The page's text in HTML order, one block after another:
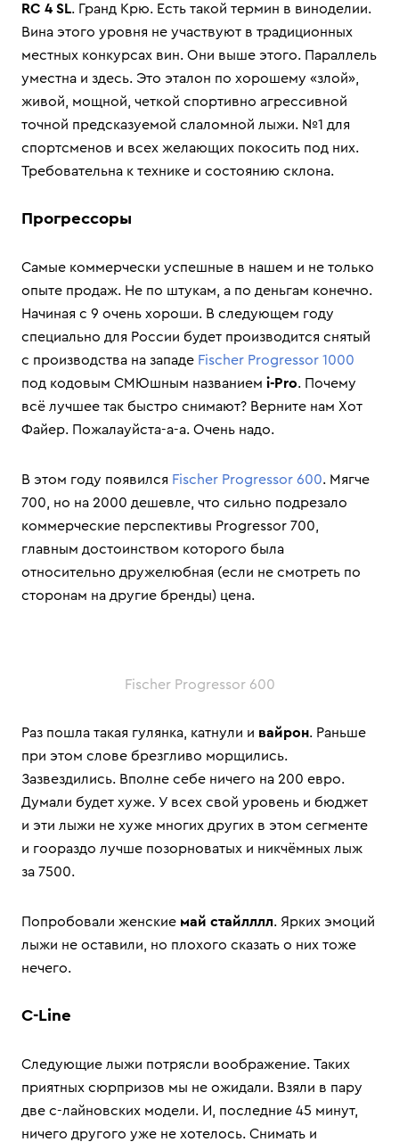
RC 4 SL. Гранд Крю. Есть такой термин в виноделии.
Вина этого уровня не участвуют в традиционных
местных конкурсах вин. Они выше этого. Параллель
уместна и здесь. Это эталон по хорошему «злой»,
живой, мощной, четкой спортивно агрессивной
точной предсказуемой слаломной лыжи. №1 для
спортсменов и всех желающих покосить под них.
Требовательна к технике и состоянию склона.
Прогрессоры
Самые коммерчески успешные в нашем и не только
опыте продаж. Не по штукам, а по деньгам конечно.
Начиная с 9 очень хороши. В следующем году
специально для России будет производится снятый
с производства на западе Fischer Progressor 1000
под кодовым СМЮшным названием i-Pro. Почему
всё лучшее так быстро снимают? Верните нам Хот
Файер. Пожалауйста-а-а. Очень надо.
В этом году появился Fischer Progressor 600. Мягче
700, но на 2000 дешевле, что сильно подрезало
коммерческие перспективы Progressor 700,
главным достоинством которого была
относительно дружелюбная (если не смотреть по
сторонам на другие бренды) цена.
Fischer Progressor 600
Раз пошла такая гулянка, катнули и вайрон. Раньше
при этом слове брезгливо морщились.
Зазвездились. Вполне себе ничего на 200 евро.
Думали будет хуже. У всех свой уровень и бюджет
и эти лыжи не хуже многих других в этом сегменте
и гоораздо лучше позорноватых и никчёмных лыж
за 7500.
Попробовали женские май стайлллл. Ярких эмоций
лыжи не оставили, но плохого сказать о них тоже
нечего.
С-Line
Следующие лыжи потрясли воображение. Таких
приятных сюрпризов мы не ожидали. Взяли в пару
две с-лайновских модели. И, последние 45 минут,
ничего другого уже не хотелось. Снимать и